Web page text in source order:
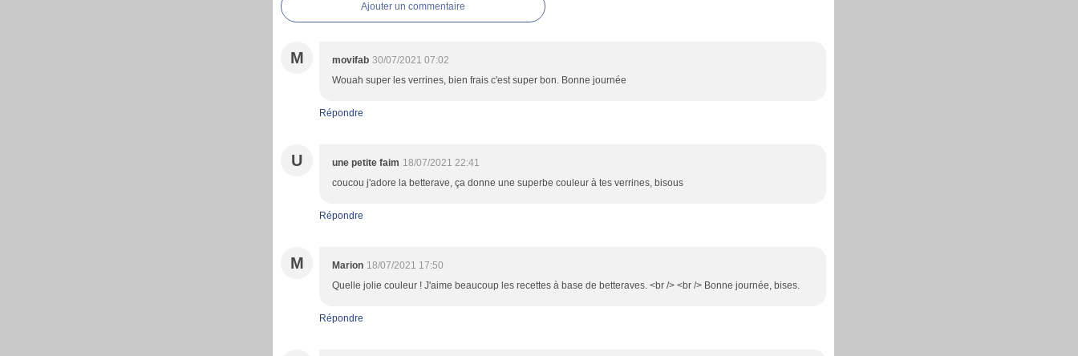
Ajouter un commentaire
M movifab 30/07/2021 07:02
Wouah super les verrines, bien frais c'est super bon. Bonne journée
Répondre
U une petite faim 18/07/2021 22:41
coucou j'adore la betterave, ça donne une superbe couleur à tes verrines, bisous
Répondre
M Marion 18/07/2021 17:50
Quelle jolie couleur ! J'aime beaucoup les recettes à base de betteraves. <br /> <br /> Bonne journée, bises.
Répondre